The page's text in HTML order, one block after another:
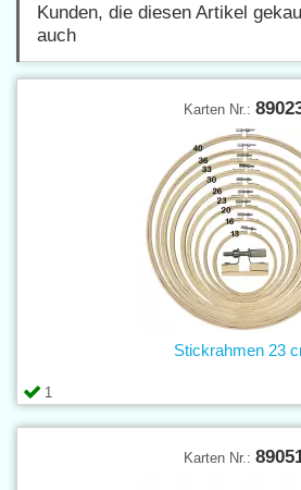
Kunden, die diesen Artikel
auch
Karten Nr.:
1
Stickrahmen 23
Karten Nr.: